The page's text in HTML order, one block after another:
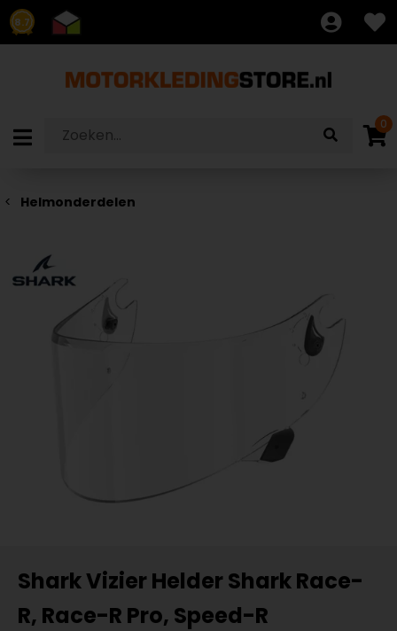
8.7
0
Helmonderdelen
Shark Vizier Helder Shark Race-
R, Race-R Pro, Speed-R